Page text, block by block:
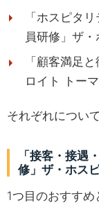
「ホスピタ
員研修」ザ
「顧客満足
ロイト トー
それぞれについ
「接客・接遇
修」ザ・ホス
1つ目のおすす